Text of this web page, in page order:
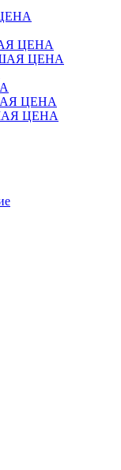
ЦЕНА
ЦЕНА
ЦЕНА
ЦЕНА